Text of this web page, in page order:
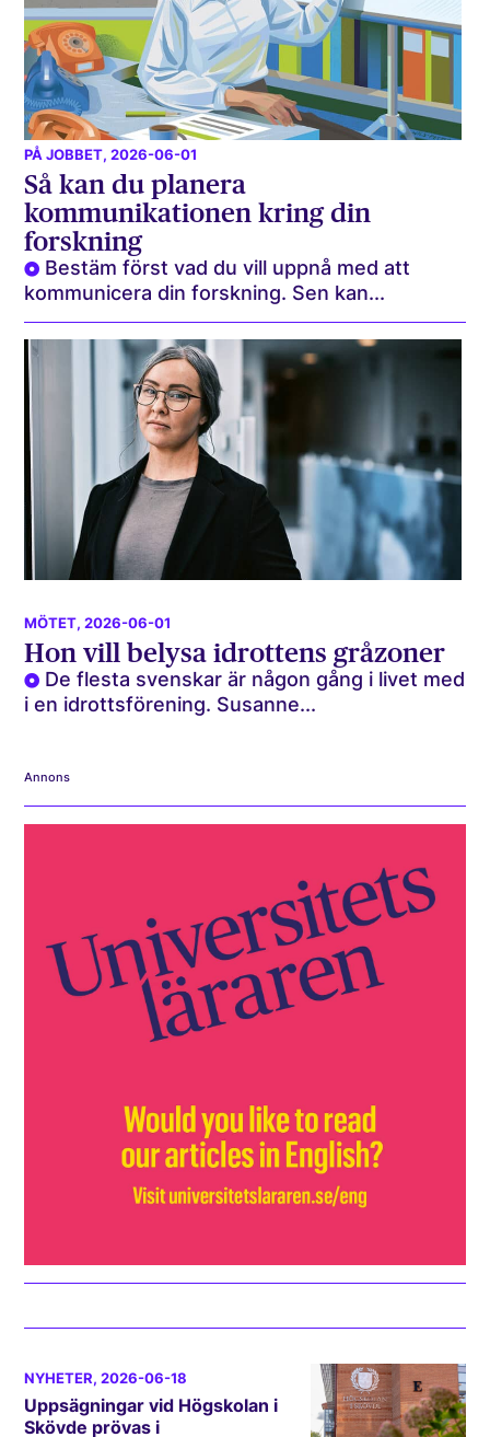
PÅ JOBBET, 2026-06-01
Så kan du planera
kommunikationen kring din
forskning
Bestäm först vad du vill uppnå med att
kommunicera din forskning. Sen kan...
MÖTET, 2026-06-01
Hon vill belysa idrottens gråzoner
De flesta svenskar är någon gång i livet med
i en idrottsförening. Susanne...
Annons
NYHETER, 2026-06-18
Uppsägningar vid Högskolan i
Skövde prövas i